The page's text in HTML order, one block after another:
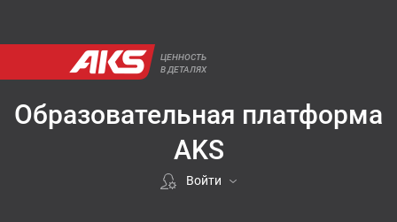
ЦЕННОСТЬ
В ДЕТАЛЯХ
Образовательная платформа
AKS
Войти